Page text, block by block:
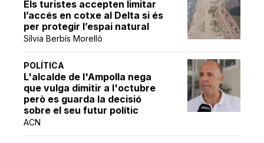
Els turistes accepten limitar
l’accés en cotxe al Delta si és
per protegir l’espai natural
Sílvia Berbís Morelló
POLÍTICA
L'alcalde de l'Ampolla nega
que vulga dimitir a l'octubre
però es guarda la decisió
sobre el seu futur polític
ACN